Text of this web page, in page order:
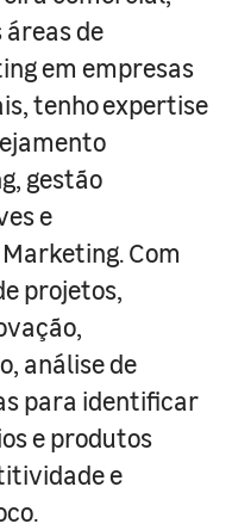
de
em empresas
tenho expertise
gestão
e
Com
projetos,
análise de
para identificar
e produtos
e